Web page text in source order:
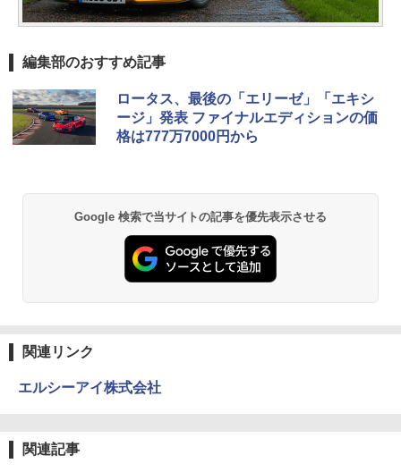
編集部のおすすめ記事
ロータス、最後の「エリーゼ」「エキシ
ージ」発表 ファイナルエディションの価
格は777万7000円から
Google 検索で当サイトの記事を優先表示させる
関連リンク
エルシーアイ株式会社
関連記事